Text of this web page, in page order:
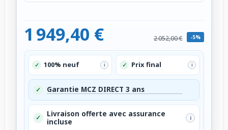
1 949,40 € 2 052,00 € -5%
✓ 100% neuf i ✓ Prix final i
✓ Garantie MCZ DIRECT 3 ans
✓
Livraison offerte avec assurance
incluse
i